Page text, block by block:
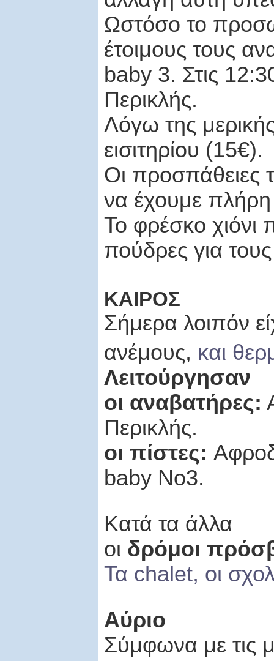
Ωστόσο το
έτοιμους τους
baby 3. Στις
Περικλής.
Λόγω της
εισιτηρίου (15€).
Οι προσπάθειες
να έχουμε πλήρη
Το φρέσκο
πούδρες για
ΚΑΙΡΟΣ
Σήμερα λοιπόν
ανέμους, και
Λειτούργησαν
οι αναβατήρες:
Περικλής.
οι πίστες:
baby No3.
Κατά τα άλλα
oι δρόμοι
Τα chalet, οι
Αύριο
Σύμφωνα με τις